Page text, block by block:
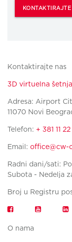
Kontaktirajte nas
3D virtuelna šetnja
Adresa: Airport
11070 Novi
Telefon: + 381 11
Email: office@cw-
Radni dani/sati:
Subota - Nedelja
Broj u Registru
O nama